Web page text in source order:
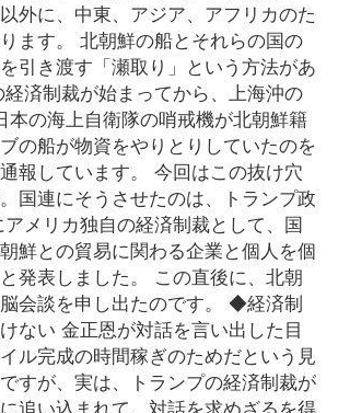
外に、中東、アジア、アフリカのた
ます。 北朝鮮の船とそれらの国の
引き渡す「瀬取り」という方法があ
済制裁が始まってから、上海沖の
本の海上自衛隊の哨戒機が北朝鮮籍
の船が物資をやりとりしていたのを
報しています。 今回はこの抜け穴
国連にそうさせたのは、トランプ政
メリカ独自の経済制裁として、国
鮮との貿易に関わる企業と個人を個
発表しました。 この直後に、北朝
会談を申し出たのです。 ◆経済制
ない 金正恩が対話を言い出した目
ル完成の時間稼ぎのためだという見
すが、実は、トランプの経済制裁が
追い込まれて、対話を求めざるを得